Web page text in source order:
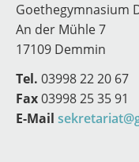
Goethegymnasium
An der Mühle 7
17109 Demmin
Tel. 03998 22 20 67
Fax03998 25 35 91
E-Mail